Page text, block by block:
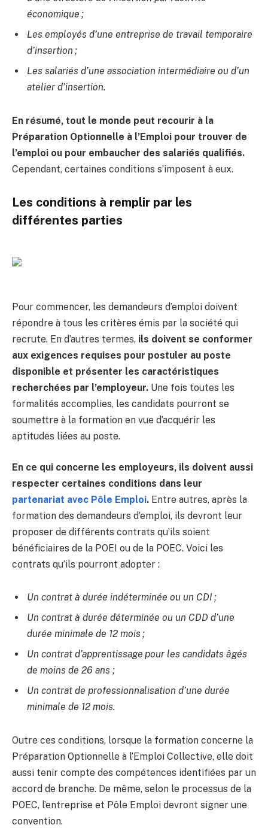
économique ;
Les employés d’une entreprise de travail temporaire
d’insertion ;
Les salariés d’une association intermédiaire ou d’un
atelier d’insertion.
En résumé, tout le monde peut recourir à la
Préparation Optionnelle à l’Emploi pour trouver de
l’emploi ou pour embaucher des salariés qualifiés.
Cependant, certaines conditions s’imposent à eux.
Les conditions à remplir par les
différentes parties
Pour commencer, les demandeurs d’emploi doivent
répondre à tous les critères émis par la société qui
recrute. En d’autres termes, ils doivent se conformer
aux exigences requises pour postuler au poste
disponible et présenter les caractéristiques
recherchées par l’employeur. Une fois toutes les
formalités accomplies, les candidats pourront se
soumettre à la formation en vue d’acquérir les
aptitudes liées au poste.
En ce qui concerne les employeurs, ils doivent aussi
respecter certaines conditions dans leur
partenariat avec Pôle Emploi. Entre autres, après la
formation des demandeurs d’emploi, ils devront leur
proposer de différents contrats qu’ils soient
bénéficiaires de la POEI ou de la POEC. Voici les
contrats qu’ils pourront adopter :
Un contrat à durée indéterminée ou un CDI ;
Un contrat à durée déterminée ou un CDD d’une
durée minimale de 12 mois ;
Un contrat d’apprentissage pour les candidats âgés
de moins de 26 ans ;
Un contrat de professionnalisation d’une durée
minimale de 12 mois.
Outre ces conditions, lorsque la formation concerne la
Préparation Optionnelle à l’Emploi Collective, elle doit
aussi tenir compte des compétences identifiées par un
accord de branche. De même, selon le processus de la
POEC, l’entreprise et Pôle Emploi devront signer une
convention.